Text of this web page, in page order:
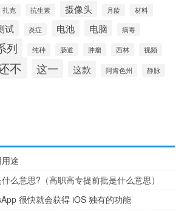
扎克 抗生素 摄像头 月龄 材料
试 炎症 电池 电脑 病毒
列 纯种 肠道 肿瘤 西林 视频
不 这一 这款 阿肯色州
静脉
途
么意思?（高职高专提前批是什么意思）
很快就会获得 iOS 独有的功能